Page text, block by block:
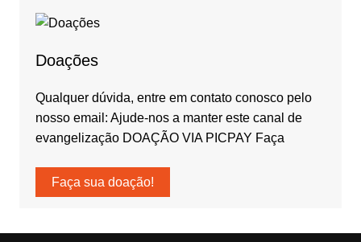
Doações
Qualquer dúvida, entre em contato conosco pelo
nosso email: Ajude-nos a manter este canal de
evangelização DOAÇÃO VIA PICPAY Faça
Faça sua doação!